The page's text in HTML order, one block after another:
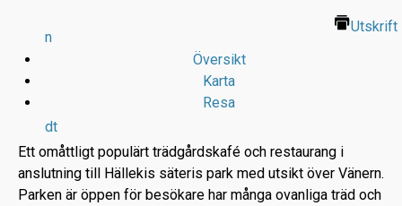
n
dt
Utskrift
Översikt
Karta
Resa
Ett omåttligt populärt trädgårdskafé och restaurang i
anslutning till Hällekis säteris park med utsikt över Vänern.
Parken är öppen för besökare har många ovanliga träd och